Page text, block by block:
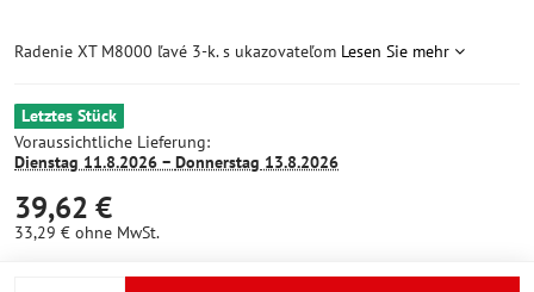
Radenie XT M8000 ľavé 3-k. s ukazovateľom Lesen Sie mehr
Letztes Stück
Voraussichtliche Lieferung:
Dienstag 11.8.2026 − Donnerstag 13.8.2026
39,62 €
33,29 € ohne MwSt.